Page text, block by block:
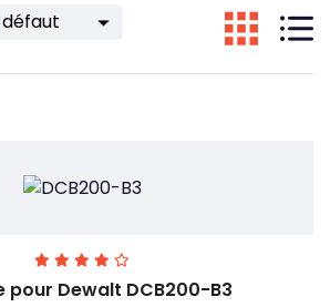
pour Dewalt DCB200-B3